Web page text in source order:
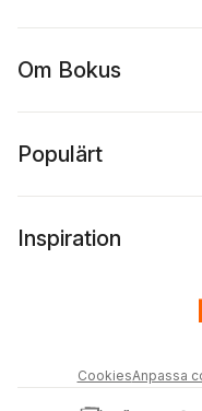
Om Bokus
Populärt
Inspiration
CookiesAnpassa